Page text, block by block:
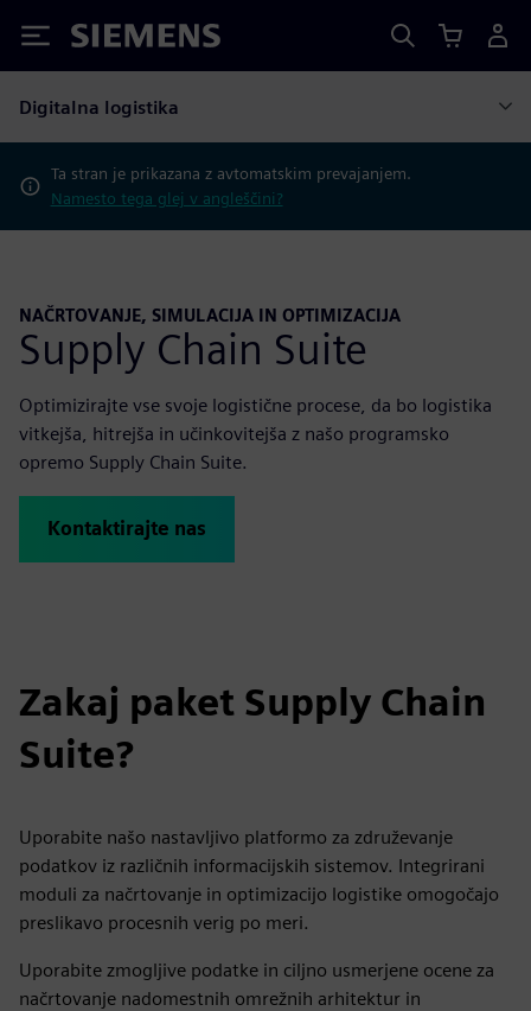
Siemens
Digitalna logistika
Ta stran je prikazana z avtomatskim prevajanjem.
Namesto tega glej v angleščini?
NAČRTOVANJE, SIMULACIJA IN OPTIMIZACIJA
Supply Chain Suite
Optimizirajte vse svoje logistične procese, da bo logistika
vitkejša, hitrejša in učinkovitejša z našo programsko
opremo Supply Chain Suite.
Kontaktirajte nas
Zakaj paket Supply Chain
Suite?
Uporabite našo nastavljivo platformo za združevanje
podatkov iz različnih informacijskih sistemov. Integrirani
moduli za načrtovanje in optimizacijo logistike omogočajo
preslikavo procesnih verig po meri.
Uporabite zmogljive podatke in ciljno usmerjene ocene za
načrtovanje nadomestnih omrežnih arhitektur in